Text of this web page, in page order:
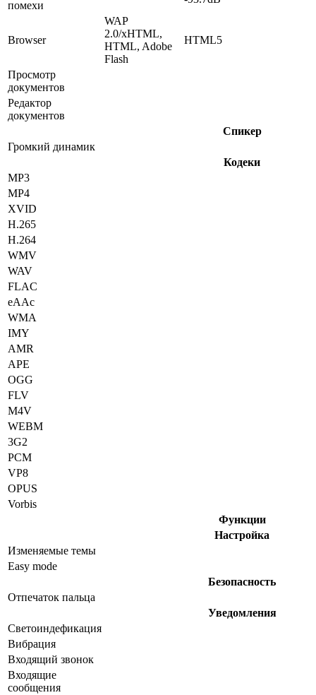
помехи
Browser
WAP
2.0/xHTML,
HTML, Adobe
Flash
HTML5
Просмотр
документов
Редактор
документов
Спикер
Громкий динамик
Кодеки
MP3
MP4
XVID
H.265
H.264
WMV
WAV
FLAC
eAAc
WMA
IMY
AMR
APE
OGG
FLV
M4V
WEBM
3G2
PCM
VP8
OPUS
Vorbis
Функции
Настройка
Изменяемые темы
Easy mode
Безопасность
Отпечаток пальца
Уведомления
Светоиндефикация
Вибрация
Входящий звонок
Входящие
сообщения